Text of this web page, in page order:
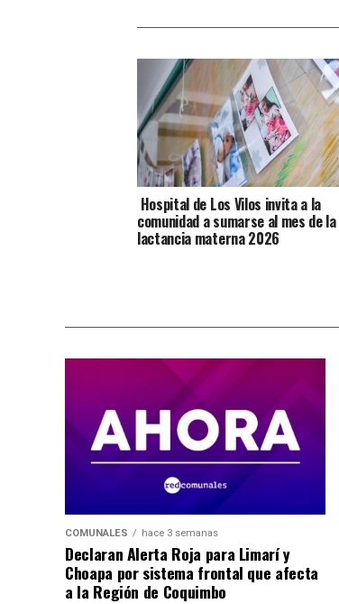
Hospital de Los Vilos invita a la
comunidad a sumarse al mes de la
lactancia materna 2026
COMUNALES hace 3 semanas
Declaran Alerta Roja para Limarí y
Choapa por sistema frontal que afecta
a la Región de Coquimbo